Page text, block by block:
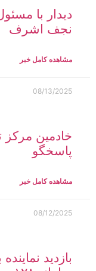
دیدار با
نجف اشرف
مشاهده کامل خبر
08/13/2025
پاسخگو
مشاهده کامل خبر
08/12/2025
بازدید